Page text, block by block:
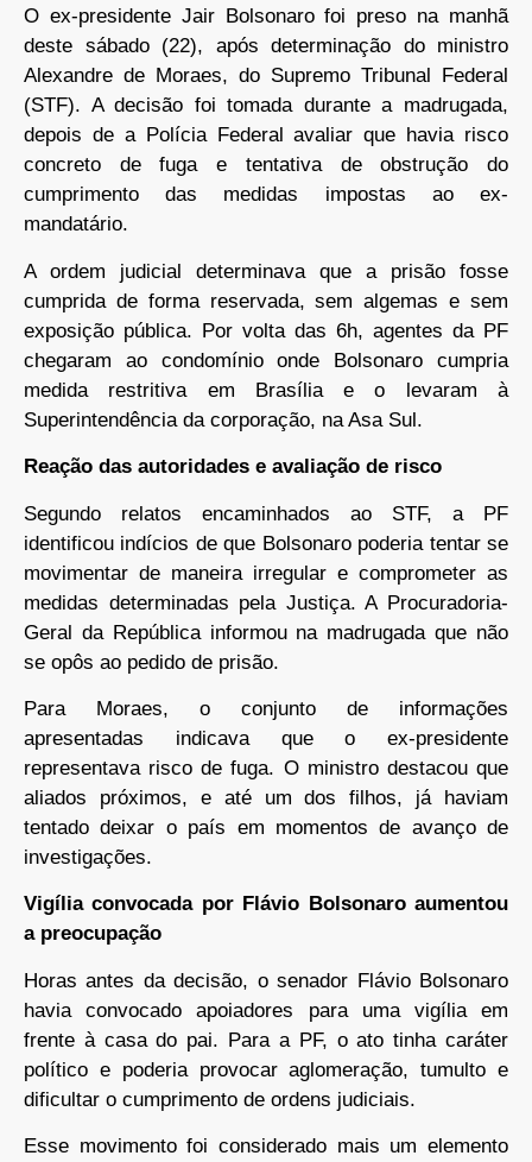
O ex-presidente Jair Bolsonaro foi preso na manhã
deste sábado (22), após determinação do ministro
Alexandre de Moraes, do Supremo Tribunal Federal
(STF). A decisão foi tomada durante a madrugada,
depois de a Polícia Federal avaliar que havia risco
concreto de fuga e tentativa de obstrução do
cumprimento das medidas impostas ao ex-
mandatário.
A ordem judicial determinava que a prisão fosse
cumprida de forma reservada, sem algemas e sem
exposição pública. Por volta das 6h, agentes da PF
chegaram ao condomínio onde Bolsonaro cumpria
medida restritiva em Brasília e o levaram à
Superintendência da corporação, na Asa Sul.
Reação das autoridades e avaliação de risco
Segundo relatos encaminhados ao STF, a PF
identificou indícios de que Bolsonaro poderia tentar se
movimentar de maneira irregular e comprometer as
medidas determinadas pela Justiça. A Procuradoria-
Geral da República informou na madrugada que não
se opôs ao pedido de prisão.
Para Moraes, o conjunto de informações
apresentadas indicava que o ex-presidente
representava risco de fuga. O ministro destacou que
aliados próximos, e até um dos filhos, já haviam
tentado deixar o país em momentos de avanço de
investigações.
Vigília convocada por Flávio Bolsonaro aumentou
a preocupação
Horas antes da decisão, o senador Flávio Bolsonaro
havia convocado apoiadores para uma vigília em
frente à casa do pai. Para a PF, o ato tinha caráter
político e poderia provocar aglomeração, tumulto e
dificultar o cumprimento de ordens judiciais.
Esse movimento foi considerado mais um elemento